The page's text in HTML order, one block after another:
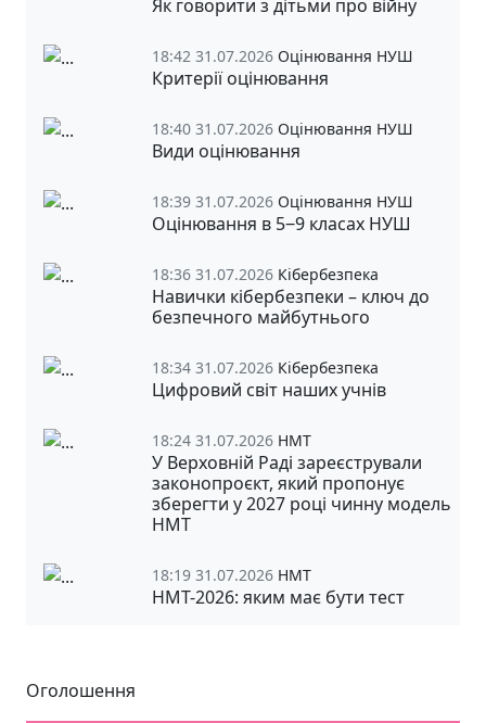
Як говорити з дітьми про війну
18:42 31.07.2026 Оцінювання НУШ
Критерії оцінювання
18:40 31.07.2026 Оцінювання НУШ
Види оцінювання
18:39 31.07.2026 Оцінювання НУШ
Оцінювання в 5‒9 класах НУШ
18:36 31.07.2026 Кібербезпека
Навички кібербезпеки – ключ до
безпечного майбутнього
18:34 31.07.2026 Кібербезпека
Цифровий світ наших учнів
18:24 31.07.2026 НМТ
У Верховній Раді зареєстрували
законопроєкт, який пропонує
зберегти у 2027 році чинну модель
НМТ
18:19 31.07.2026 НМТ
НМТ-2026: яким має бути тест
Оголошення